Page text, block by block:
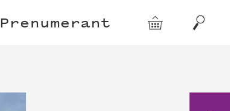
Prenumerant Varukorg Sök